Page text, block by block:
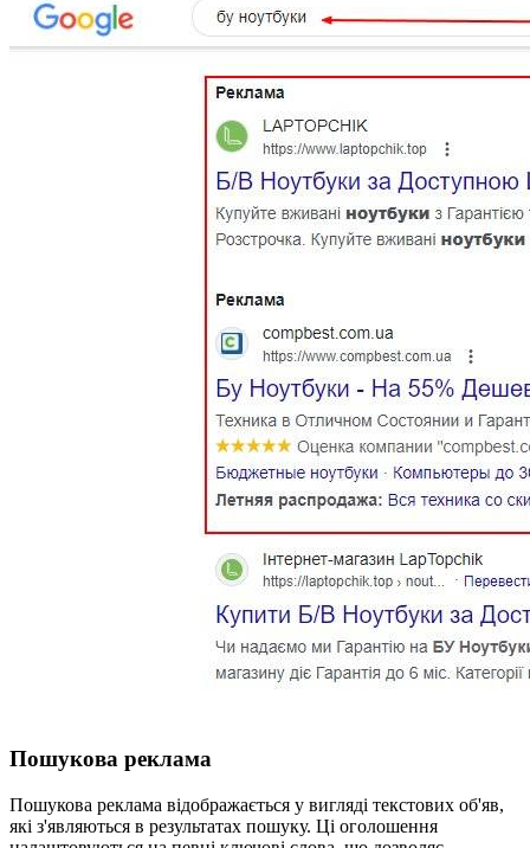
Пошукова реклама
Пошукова реклама відображається у вигляді текстових об'яв,
які з'являються в результатах пошуку. Ці оголошення